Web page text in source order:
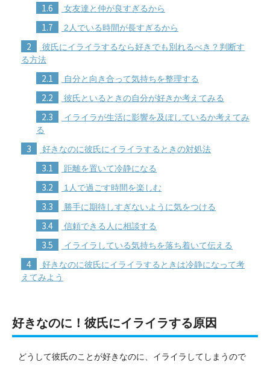
1.6 女友達と仲が良すぎるから
1.7 2人でいる時間が長すぎるから
2
彼氏にイライラするなら好きでも別れるべき？判断す
る方法
2.1 自分と向き合って気持ちを整理する
2.2 彼氏といるときの自分が好きか考えてみる
2.3
イライラが生活に影響を及ぼしているか考えてみ
る
3 好きなのに彼氏にイライラするときの対処法
3.1 距離を置いて冷静になる
3.2 1人で過ごす時間を楽しむ
3.3 勝手に期待しすぎないように気をつける
3.4 信頼できる人に相談する
3.5 イライラしている気持ちを落ち着いて伝える
4
好きなのに彼氏にイライラするときは冷静になって考
えてみよう
好きなのに！彼氏にイライラする原因
どうして彼氏のことが好きなのに、イライラしてしまうので